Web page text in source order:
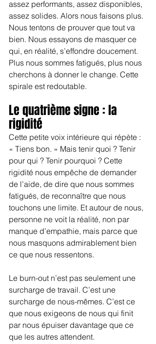
assez performants, assez disponibles,
assez solides. Alors nous faisons plus.
Nous tentons de prouver que tout va
bien. Nous essayons de masquer ce
qui, en réalité, s’effondre doucement.
Plus nous sommes fatigués, plus nous
cherchons à donner le change. Cette
spirale est redoutable.
Le quatrième signe : la
rigidité
Cette petite voix intérieure qui répète :
« Tiens bon. » Mais tenir quoi ? Tenir
pour qui ? Tenir pourquoi ? Cette
rigidité nous empêche de demander
de l’aide, de dire que nous sommes
fatigués, de reconnaître que nous
touchons une limite. Et autour de nous,
personne ne voit la réalité, non par
manque d’empathie, mais parce que
nous masquons admirablement bien
ce que nous ressentons.
Le burn-out n’est pas seulement une
surcharge de travail. C’est une
surcharge de nous-mêmes. C’est ce
que nous exigeons de nous qui finit
par nous épuiser davantage que ce
que les autres attendent.